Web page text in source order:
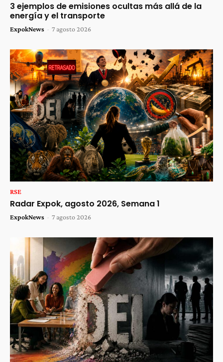
3 ejemplos de emisiones ocultas más allá de la
energía y el transporte
ExpokNews - 7 agosto 2026
RSE
Radar Expok, agosto 2026, Semana 1
ExpokNews - 7 agosto 2026